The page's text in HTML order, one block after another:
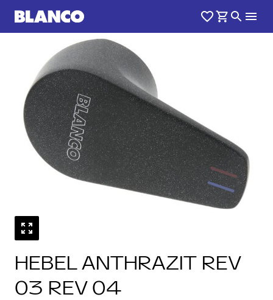
HEBEL ANTHRAZIT REV
03 REV 04